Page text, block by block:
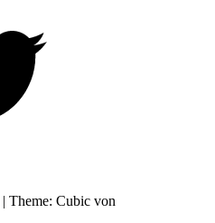
| Theme: Cubic von